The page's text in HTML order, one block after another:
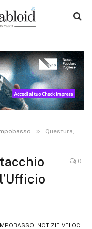
» Questura, Ennio Pistacchio nuovo dirigente dell’Ufficio Prevenzione
0
NOTIZIE VELOCI